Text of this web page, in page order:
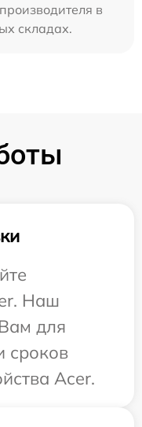
в
складах.
Наш
для
сроков
Acer.